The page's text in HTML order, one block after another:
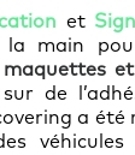
et
la main
et
de
a été
véhicules